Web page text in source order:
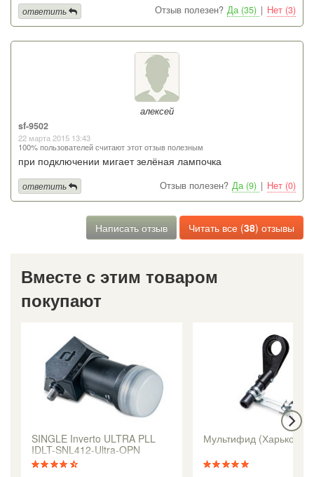
Отзыв полезен? Да (35) | Нет (3)
ответить
алексей
sf-9502
22 марта 2015 13:43
100% пользователей считают этот отзыв полезным
при подключении мигает зелёная лампочка
Отзыв полезен? Да (9) | Нет (0)
ответить
Написать отзыв Читать все (38) отзывы
Вместе с этим товаром
покупают
SINGLE Inverto ULTRA PLL
IDLT-SNL412-Ultra-OPN
Мультифид (Харьков)